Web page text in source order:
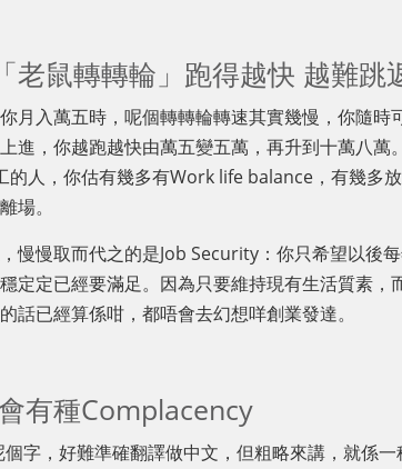
老鼠轉轉輪」跑得越快 越難跳
月入萬五時，呢個轉轉輪轉速其實幾慢，你隨時
進，你越跑越快由萬五變五萬，再升到十萬八萬
的人，你估有幾多有Work life balance，有幾多
場。
慢慢取而代之的是Job Security：你只希望以後
定定已經要滿足。因為只要維持現有生活質素，
話已經算係咁，都唔會去幻想咩創業發達。
有種Complacency
字，好難準確翻譯做中文，但粗略來講，就係